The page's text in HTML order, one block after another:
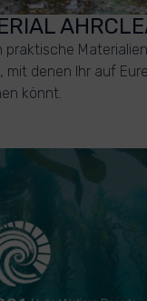
praktische Materialien
denen Ihr auf
könnt.